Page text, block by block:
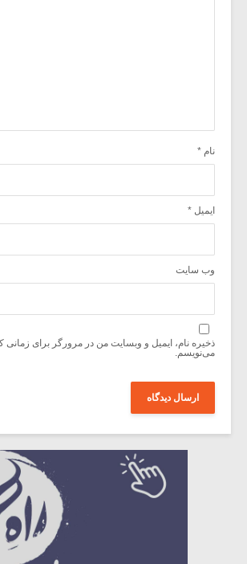
نام *
ایمیل *
وب‌ سایت
ذخیره نام، ایمیل و وبسایت من در مرورگر برای زمانی
می‌نویسم.